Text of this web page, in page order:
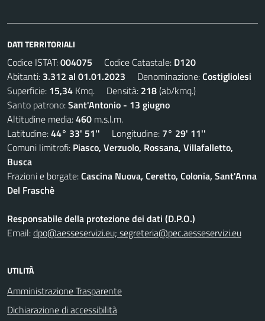
DATI TERRITORIALI
Codice ISTAT:004075 Codice Catastale: D120
Abitanti: 3.312 al 01.01.2023 Denominazione:Costigliolesi
Superficie: 15,34 Kmq. Densità: 218(ab/kmq.)
Santo patrono:Sant'Antonio - 13 giugno
Altitudine media:460 m.s.l.m.
Latitudine:44° 33' 51'' Longitudine: 7° 29' 11''
Comuni limitrofi: Piasco, Verzuolo, Rossana, Villafalletto,
Busca
Frazioni e borgate:Cascina Nuova, Ceretto, Colonia, Sant'Anna
Del Fraschè
Responsabile della protezione dei dati (D.P.O.)
Email:dpo@aesseservizi.eu; segreteria@pec.aesseservizi.eu
UTILITÀ
Amministrazione Trasparente
Dichiarazione di accessibilità